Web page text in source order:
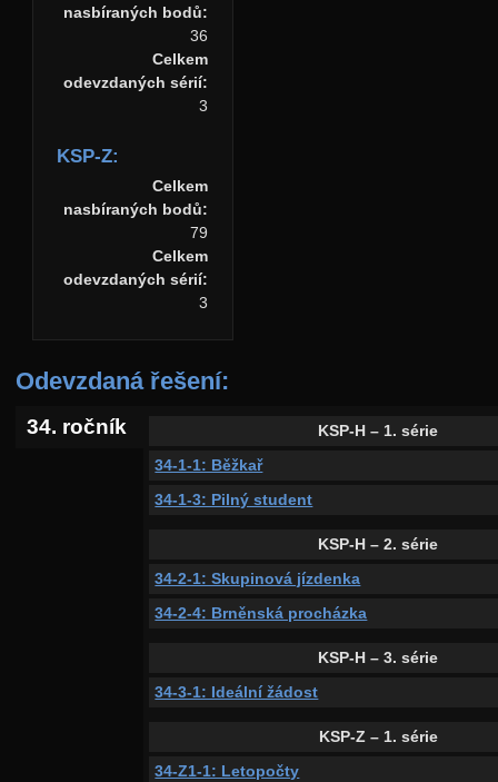
nasbíraných bodů:
36
Celkem
odevzdaných sérií:
3
KSP-Z:
Celkem
nasbíraných bodů:
79
Celkem
odevzdaných sérií:
3
Odevzdaná řešení:
34. ročník
KSP-H – 1. série
34-1-1: Běžkař
34-1-3: Pilný student
KSP-H – 2. série
34-2-1: Skupinová jízdenka
34-2-4: Brněnská procházka
KSP-H – 3. série
34-3-1: Ideální žádost
KSP-Z – 1. série
34-Z1-1: Letopočty